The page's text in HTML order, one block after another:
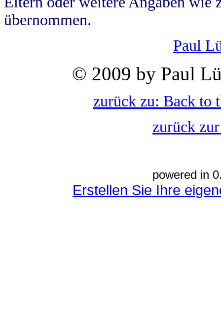
übernommen.
Paul
© 2009 by Paul
zurück zu: Back to
zurück
powered in
Erstellen Sie Ihre